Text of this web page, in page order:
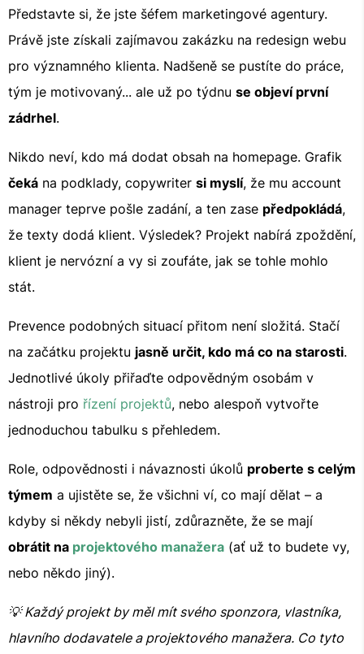
Představte si, že jste šéfem marketingové agentury.
Právě jste získali zajímavou zakázku na redesign webu
pro významného klienta. Nadšeně se pustíte do práce,
tým je motivovaný... ale už po týdnu se objeví první
zádrhel.
Nikdo neví, kdo má dodat obsah na homepage. Grafik
čeká na podklady, copywriter si myslí, že mu account
manager teprve pošle zadání, a ten zase předpokládá,
že texty dodá klient. Výsledek? Projekt nabírá zpoždění,
klient je nervózní a vy si zoufáte, jak se tohle mohlo
stát.
Prevence podobných situací přitom není složitá. Stačí
na začátku projektu jasně určit, kdo má co na starosti.
Jednotlivé úkoly přiřaďte odpovědným osobám v
nástroji pro řízení projektů, nebo alespoň vytvořte
jednoduchou tabulku s přehledem.
Role, odpovědnosti i návaznosti úkolů proberte s celým
týmem a ujistěte se, že všichni ví, co mají dělat – a
kdyby si někdy nebyli jistí, zdůrazněte, že se mají
obrátit na projektového manažera (ať už to budete vy,
nebo někdo jiný).
💡 Každý projekt by měl mít svého sponzora, vlastníka,
hlavního dodavatele a projektového manažera. Co tyto